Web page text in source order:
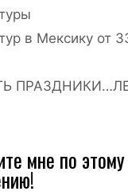
в Мексику от
мне по этому